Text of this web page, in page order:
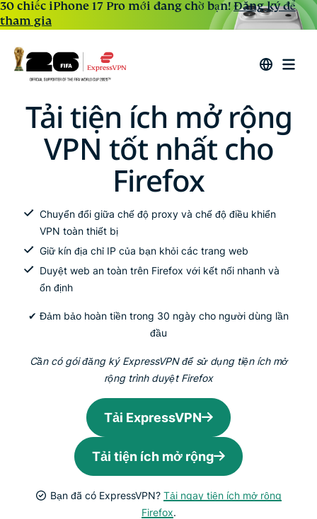
30 chiếc iPhone 17 Pro mới đang chờ bạn!Đăng ký để
tham gia
Tải tiện ích mở rộng
VPN tốt nhất cho
Firefox
Chuyển đổi giữa chế độ proxy và chế độ điều khiển
VPN toàn thiết bị
Giữ kín địa chỉ IP của bạn khỏi các trang web
Duyệt web an toàn trên Firefox với kết nối nhanh và
ổn định
✔ Đảm bảo hoàn tiền trong 30 ngày cho người dùng lần
đầu
Cần có gói đăng ký ExpressVPN để sử dụng tiện ích mở
rộng trình duyệt Firefox
Tải ExpressVPN
Tải tiện ích mở rộng
Bạn đã có ExpressVPN? Tải ngay tiện ích mở rộng
Firefox.